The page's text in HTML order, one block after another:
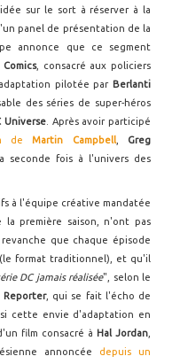
sur le sort à réserver à la
panel de présentation de la
annonce que ce segment
Comics, consacré aux policiers
pilotée par Berlanti
des séries de super-héros
Universe. Après avoir participé
deMartin Campbell, Greg
seconde fois à l'univers des
à l'équipe créative mandatée
première saison, n'ont pas
que chaque épisode
format traditionnel), et qu'il
DC jamais réalisée", selon le
Reporter, qui se fait l'écho de
cette envie d'adaptation en
film consacré à Hal Jordan
annoncée depuis un